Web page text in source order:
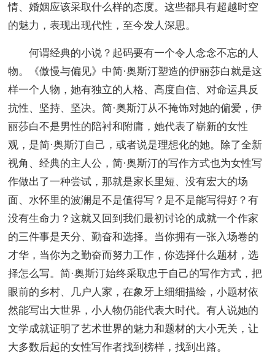
情、婚姻应该采取什么样的态度。这些都具有超越时空
的魅力，表现出现代性，至今发人深思。
何谓经典的小说？起码要有一个令人念念不忘的人
物。《傲慢与偏见》中简·奥斯汀塑造的伊丽莎白就是这
样一个人物，她有独立的人格、高度自信、对命运具反
抗性、坚持、坚决。简·奥斯汀从不掩饰对她的偏爱，伊
丽莎白不是男性的陪衬和附庸，她代表了崭新的女性
观，是简·奥斯汀自己，或者说是理想化的她。除了全新
视角、经典的主人公，简·奥斯汀的写作方式也为女性写
作做出了一种尝试，那就是家长里短、没有宏大的场
面、水怀里的波澜是不是值得写？是不是能写得好？有
没有生命力？这就又回到我们最初讨论的成就一个作家
的三件事是天分、勤奋和选择。当你拥有一张入场卷的
才华，当你为之勤奋而努力工作，你选择什么题材，选
择怎么写。简·奥斯汀始终采取忠于自己的写作方式，把
眼前的乡村、几户人家，在象牙上细细描绘，小题材依
然能写出大世界，小人物仍能代表大时代。有人说她的
文学成就证明了艺术世界的魅力和题材的大小无关，让
大多数后起的女性写作者找到榜样，找到出路。